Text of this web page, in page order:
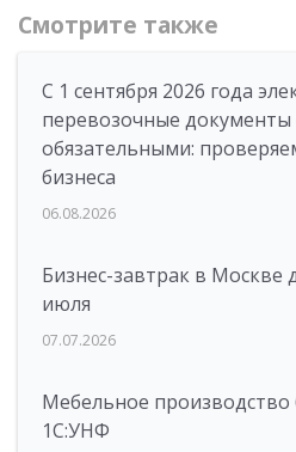
Смотрите также
С 1 сентября 2026 года
перевозочные документы
обязательными:
бизнеса
06.08.2026
Бизнес-завтрак в Москве
июля
07.07.2026
Мебельное производство
1С:УНФ